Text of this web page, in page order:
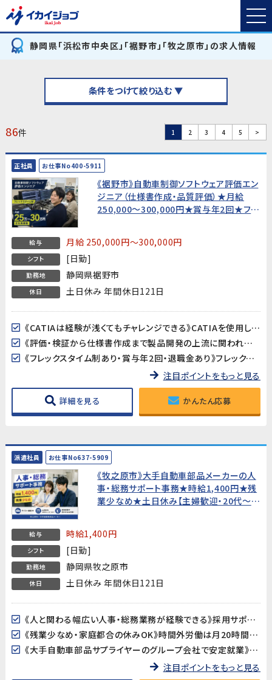
静岡県「浜松市中央区」「裾野市」「牧之原市」の求人情報
条件をつけて絞り込む ▼
86件 1 2 3 4 5 >
正社員 お仕事No400-5911
《裾野市》自動車制御ソフトウェア評価エン
ジニア（仕様書作成・品質評価）★月給
250,000〜300,000円★賞与年2回★フレ
給与 月給 250,000円～300,000円
シフト [日勤]
勤務地 静岡県裾野市
休日 土日休み 年間休日121日
《CATIAは経験が浅くてもチャレンジできる》CATIAを使用した3Dモデルの確認や仕様書への画像貼り付けなど、高度な設計作業ではありません。基本操作は入社後に丁寧に教えてもらえるので、経験が浅い方でも安心です。
《評価・検証から仕様書作成まで製品開発の上流に関われる》ワイパー・パワーウィンドウ・サンルーフなど身近な自動車部品の評価・検証がメイン業務。品質保証や開発エンジニア、PLへのキャリアアップも目指せるポジションです。
《フレックスタイム制あり・賞与年2回・退職金あり》フレックスタイム制で柔軟な働き方が可能。賞与年2回・昇給・退職金と待遇も充実。正社員として安定したキャリアを築けます。
注目ポイントをもっと見る
詳細を見る かんたん応募
派遣社員 お仕事No637-5909
《牧之原市》大手自動車部品メーカーの人
事・総務サポート事務★時給1,400円★残
業少なめ★土日休み【主婦歓迎・20代〜
給与 時給1,400円
シフト [日勤]
勤務地 静岡県牧之原市
休日 土日休み 年間休日121日
《人と関わる幅広い人事・総務業務が経験できる》採用サポート・人事書類管理・経費処理・会議運営など、人事・総務の仕事を幅広く経験できるポジションです。社会人としてのスキルを活かしながら、さらに成長できる環境です。
《残業少なめ・家庭都合の休みOK》時間外労働は月20時間程度と少なめ。主婦（夫）の方も歓迎で、家庭との両立がしやすい環境です。
《大手自動車部品サプライヤーのグループ会社で安定就業》国内外で活躍する大手自動車部品メーカーのグループ会社でのお仕事です。安定した環境で長期的に働けます。
注目ポイントをもっと見る